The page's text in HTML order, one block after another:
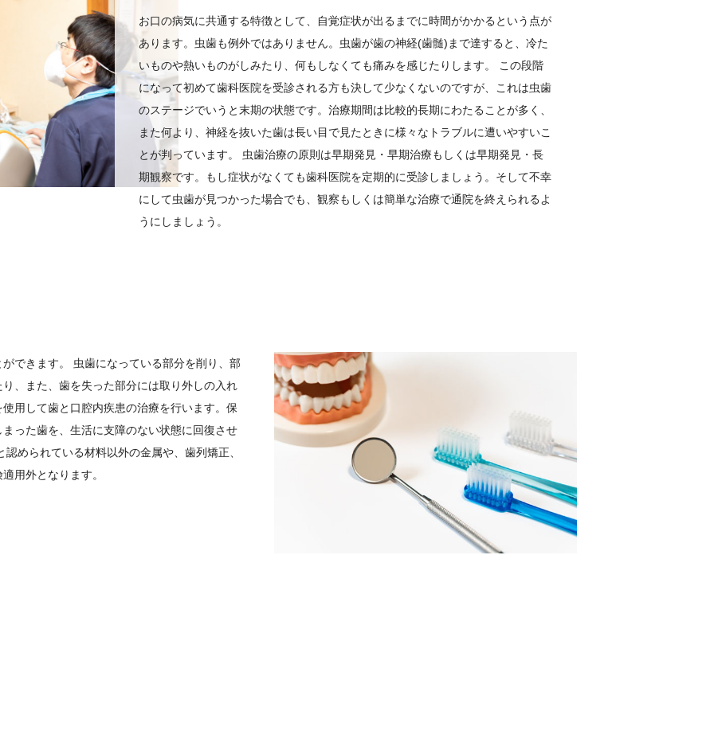
お口の病気に共通する特徴として、自覚症状が出るまでに時間がかかるという点が
あります。虫歯も例外ではありません。虫歯が歯の神経(歯髄)まで達すると、冷た
いものや熱いものがしみたり、何もしなくても痛みを感じたりします。 この段階
になって初めて歯科医院を受診される方も決して少なくないのですが、これは虫歯
のステージでいうと末期の状態です。治療期間は比較的長期にわたることが多く、
また何より、神経を抜いた歯は長い目で見たときに様々なトラブルに遭いやすいこ
とが判っています。 虫歯治療の原則は早期発見・早期治療もしくは早期発見・長
期観察です。もし症状がなくても歯科医院を定期的に受診しましょう。そして不幸
にして虫歯が見つかった場合でも、観察もしくは簡単な治療で通院を終えられるよ
うにしましょう。
できます。 虫歯になっている部分を削り、部
、また、歯を失った部分には取り外しの入れ
用して歯と口腔内疾患の治療を行います。保
った歯を、生活に支障のない状態に回復させ
められている材料以外の金属や、歯列矯正、
用外となります。